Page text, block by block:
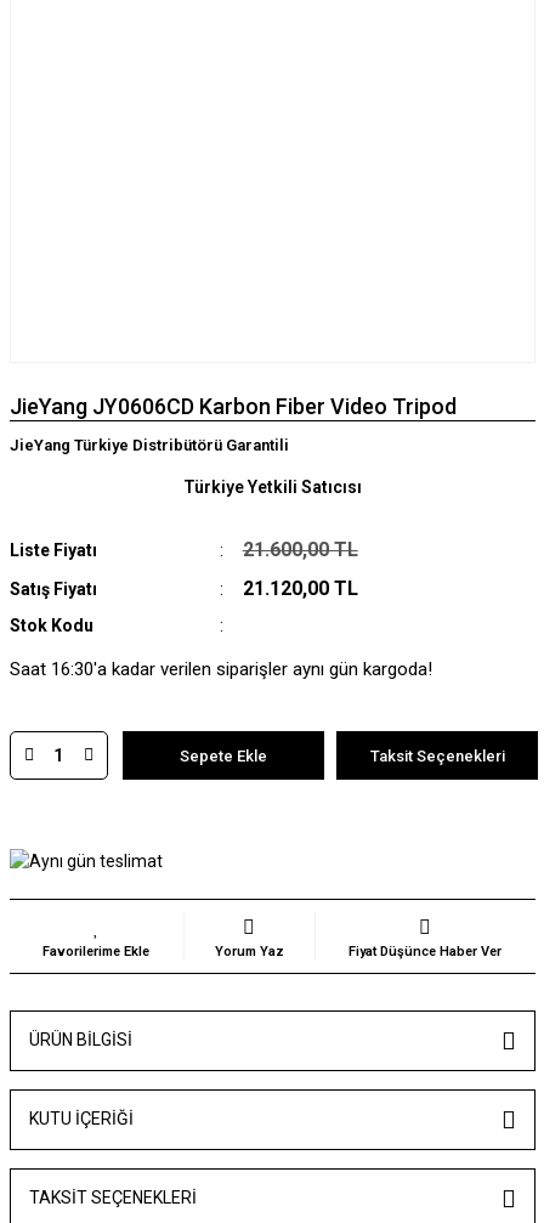
JieYang JY0606CD Karbon Fiber Video Tripod
JieYang Türkiye Distribütörü Garantili
Liste Fiyatı 21.600,00 TL
Satış Fiyatı 21.120,00 TL
Stok Kodu
Türkiye Yetkili Satıcısı
Saat 16:30'a kadar verilen siparişler aynı gün kargoda!
Sepete Ekle Taksit Seçenekleri
Yorum Yaz Fiyat Düşünce Haber Ver
ÜRÜN BILGISI
KUTU İÇERİĞİ
TAKSIT SEÇENEKLERI